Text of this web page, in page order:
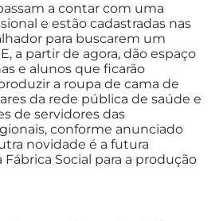
a contar com uma
e estão cadastradas nas
para buscarem um
a partir de agora, dão espaço
e alunos que ficarão
a roupa de cama de
da rede pública de saúde e
de servidores das
conforme anunciado
novidade é a futura
Social para a produção